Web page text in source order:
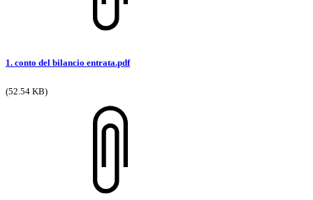
1. conto del bilancio entrata.pdf
(52.54 KB)